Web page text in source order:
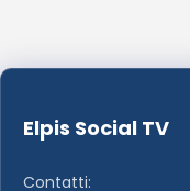
Elpis Social TV
Contatti: